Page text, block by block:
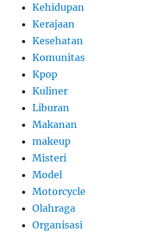
Kehidupan
Kerajaan
Kesehatan
Komunitas
Kpop
Kuliner
Liburan
Makanan
makeup
Misteri
Model
Motorcycle
Olahraga
Organisasi